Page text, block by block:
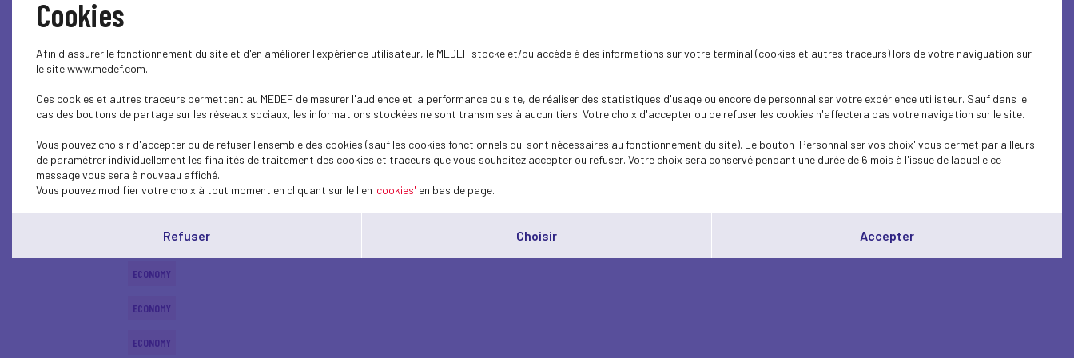
ECONOMY
ECONOMY
ECONOMY
ECONOMY
ECONOMY
ECONOMY
ECONOMY
Cookies
Afin d'assurer le fonctionnement du site et d'en améliorer l'expérience utilisateur, le MEDEF stocke et/ou accède à des informations sur votre terminal (cookies et autres traceurs) lors de votre naviguation sur
le site www.medef.com.
Ces cookies et autres traceurs permettent au MEDEF de mesurer l'audience et la performance du site, de réaliser des statistiques d'usage ou encore de personnaliser votre expérience utilisteur. Sauf dans le
cas des boutons de partage sur les réseaux sociaux, les informations stockées ne sont transmises à aucun tiers. Votre choix d'accepter ou de refuser les cookies n'affectera pas votre navigation sur le site.
Vous pouvez choisir d'accepter ou de refuser l'ensemble des cookies (sauf les cookies fonctionnels qui sont nécessaires au fonctionnement du site). Le bouton 'Personnaliser vos choix' vous permet par ailleurs
de paramétrer individuellement les finalités de traitement des cookies et traceurs que vous souhaitez accepter ou refuser. Votre choix sera conservé pendant une durée de 6 mois à l'issue de laquelle ce
message vous sera à nouveau affiché..
Vous pouvez modifier votre choix à tout moment en cliquant sur le lien 'cookies' en bas de page.
Refuser Choisir Accepter